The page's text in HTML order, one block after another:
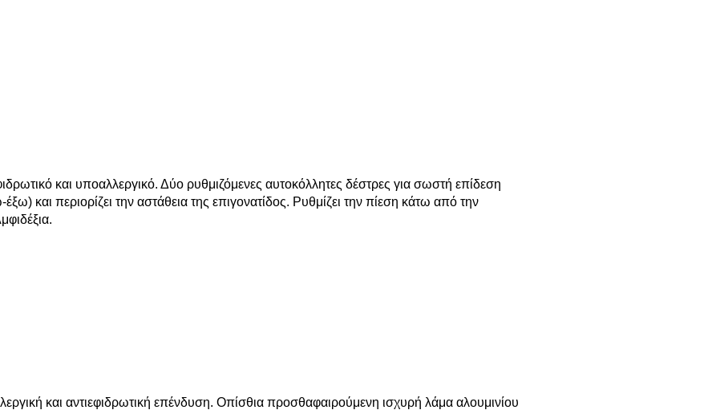
και υποαλλεργικό. Δύο ρυθμιζόμενες αυτοκόλλητες δέστρες για σωστή επίδεση
και περιορίζει την αστάθεια της επιγονατίδος. Ρυθμίζει την πίεση κάτω από την
και αντιεφιδρωτική επένδυση. Οπίσθια προσθαφαιρούμενη ισχυρή λάμα αλουμινίου